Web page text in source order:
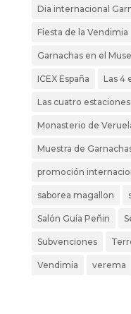
Dia internacional
Fiesta de la Vendimia
Garnachas en el
ICEX España Las 4
Las cuatro
Monasterio de
Muestra de
promoción
saborea magallon
Salón Guía Peñin
Subvenciones
Vendimia verema